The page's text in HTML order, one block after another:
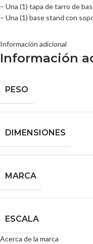
– Una (1) tapa de tarro de
– Una (1) base stand con
Información adicional
Información
PESO
DIMENSIONES
MARCA
ESCALA
Acerca de la marca